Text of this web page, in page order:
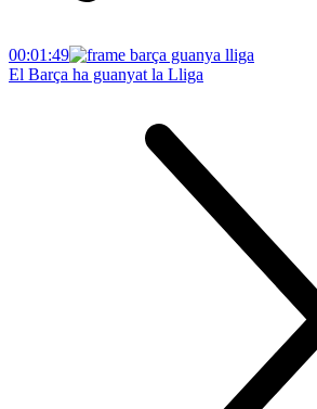
00:01:49
El Barça ha guanyat la Lliga